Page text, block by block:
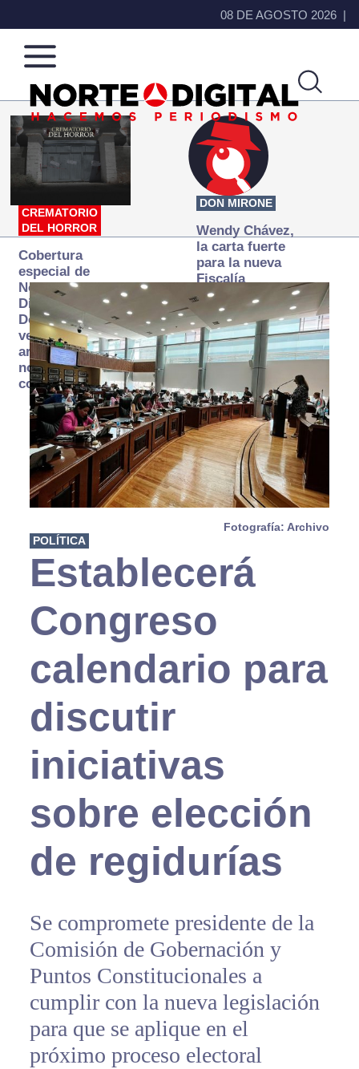
08 DE AGOSTO 2026
Norte
de
Ciudad
Más
que
noticias,
hacemos periodismo
CREMATORIO
DEL HORROR
Cobertura
especial de
Norte
Digital:
Donde la
verdad
arde… pero
no se
consume
DON MIRONE
Wendy Chávez,
la carta fuerte
para la nueva
Fiscalía
autónoma
Fotografía: Archivo
POLÍTICA
Establecerá
Congreso
calendario para
discutir
iniciativas
sobre elección
de regidurías
Se compromete presidente de la
Comisión de Gobernación y
Puntos Constitucionales a
cumplir con la nueva legislación
para que se aplique en el
próximo proceso electoral